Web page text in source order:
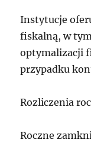
Instytucje
fiskalną, w
optymalizacji
przypadku
Rozliczenia
Roczne